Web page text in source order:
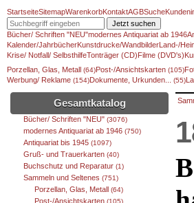
StartseiteSitemapWarenkorbKontaktAGBSuche
Jetzt suchen
Bücher/ Schriften "NEU"modernes Antiquariat ab 1946
Kalender/JahrbücherKunstdrucke/WandbilderLand-/
Krise/ Notfall/ SelbsthilfeTonträger (CD)Filme (DVD's)
Porzellan, Glas, Metall (64)Post-/Ansichtskarten (105)
Werbung/ Reklame (154)Dokumente, Urkunden... (55)
Gesamtkatalog
Bücher/ Schriften "NEU" (3076)
modernes Antiquariat ab 1946 (750)
Antiquariat bis 1945 (1097)
Gruß- und Trauerkarten (40)
Buchschutz und Reparatur (1)
Sammeln und Seltenes (751)
Porzellan, Glas, Metall (64)
Post-/Ansichtskarten (105)